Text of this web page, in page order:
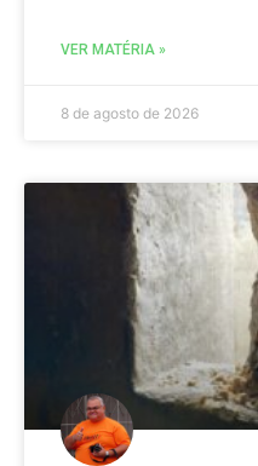
VER MATÉRIA »
8 de agosto de 2026